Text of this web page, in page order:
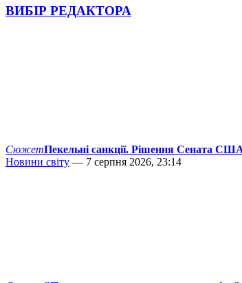
ВИБІР РЕДАКТОРА
СюжетПекельні санкції. Рішення Сената
Новини світу — 7 серпня 2026, 23:14